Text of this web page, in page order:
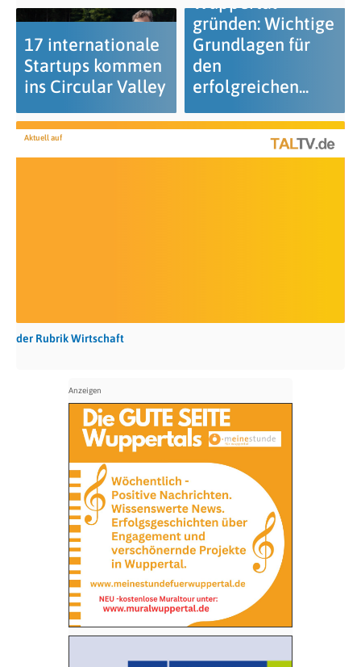
17 internationale
Startups kommen
ins Circular Valley
gründen: Wichtige
Grundlagen für
den
erfolgreichen...
Aktuell auf
der Rubrik Wirtschaft